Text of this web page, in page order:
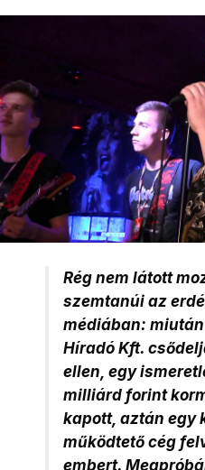
Rég nem látott
szemtanúi az
médiában:
Híradó Kft.
ellen, egy
milliárd forint
kapott, aztán egy
működtető cég
embert.